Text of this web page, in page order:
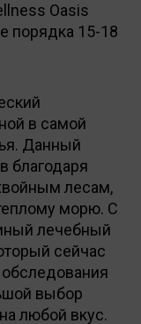
Oasis
порядка 15-18
в самой
Данный
благодаря
лесам,
морю. С
лечебный
сейчас
выбор
любой вкус.